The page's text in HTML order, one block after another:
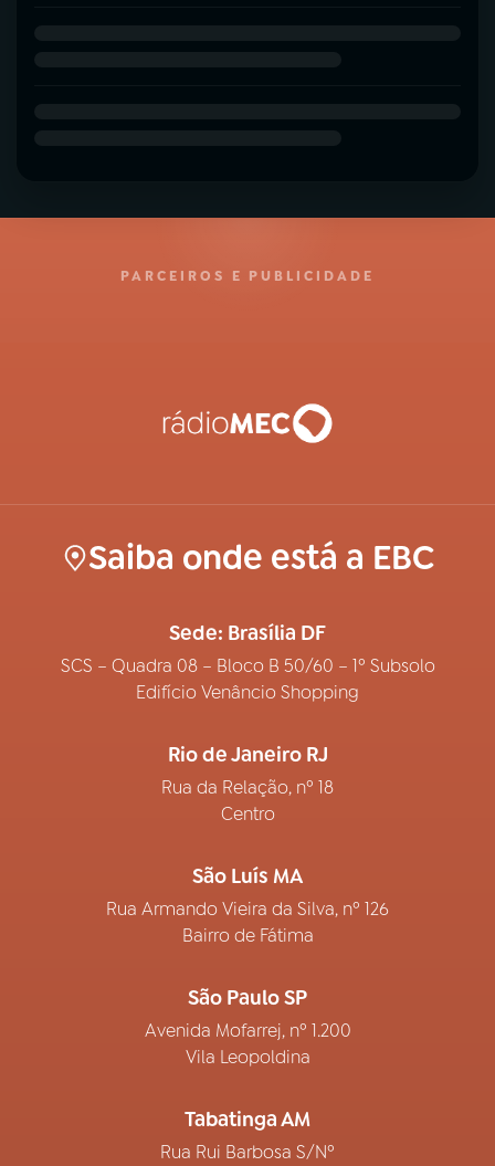
PARCEIROS E PUBLICIDADE
Saiba onde está a EBC
Sede: Brasília DF
SCS – Quadra 08 – Bloco B 50/60 – 1º Subsolo
Edifício Venâncio Shopping
Rio de Janeiro RJ
Rua da Relação, nº 18
Centro
São Luís MA
Rua Armando Vieira da Silva, nº 126
Bairro de Fátima
São Paulo SP
Avenida Mofarrej, nº 1.200
Vila Leopoldina
Tabatinga AM
Rua Rui Barbosa S/Nº